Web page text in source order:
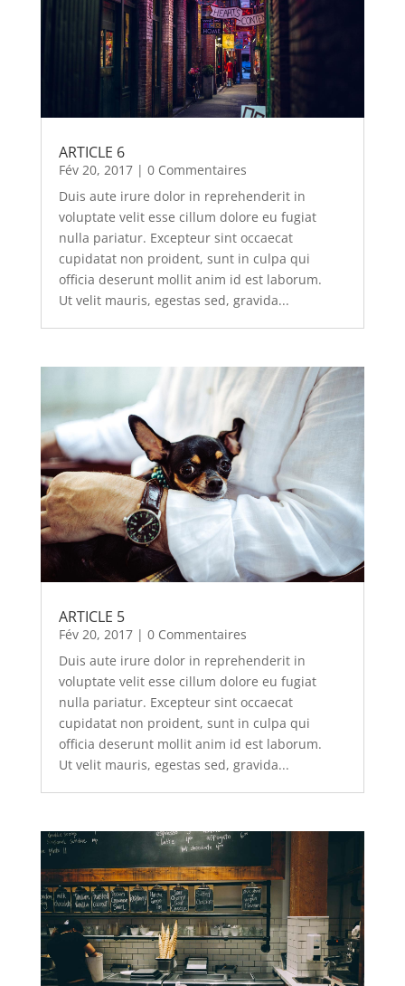
ARTICLE 6
Fév 20, 2017| 0 Commentaires
Duis aute irure dolor in reprehenderit in
voluptate velit esse cillum dolore eu fugiat
nulla pariatur. Excepteur sint occaecat
cupidatat non proident, sunt in culpa qui
officia deserunt mollit anim id est laborum.
Ut velit mauris, egestas sed, gravida...
ARTICLE 5
Fév 20, 2017| 0 Commentaires
Duis aute irure dolor in reprehenderit in
voluptate velit esse cillum dolore eu fugiat
nulla pariatur. Excepteur sint occaecat
cupidatat non proident, sunt in culpa qui
officia deserunt mollit anim id est laborum.
Ut velit mauris, egestas sed, gravida...